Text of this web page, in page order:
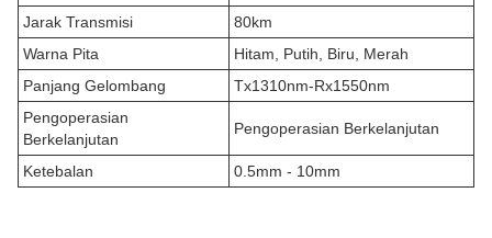
Jarak Transmisi
80km
Warna Pita
Hitam, Putih, Biru, Merah
Panjang Gelombang
Tx1310nm-Rx1550nm
Pengoperasian
Berkelanjutan
Pengoperasian Berkelanjutan
Ketebalan 0.5mm - 10mm